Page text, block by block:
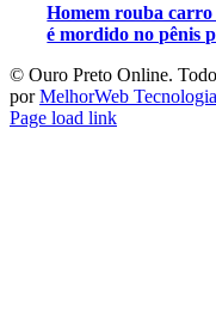
Homem rouba carro
é mordido no pênis
©️ Ouro Preto Online.
porMelhorWeb Tecnologia
Page load link